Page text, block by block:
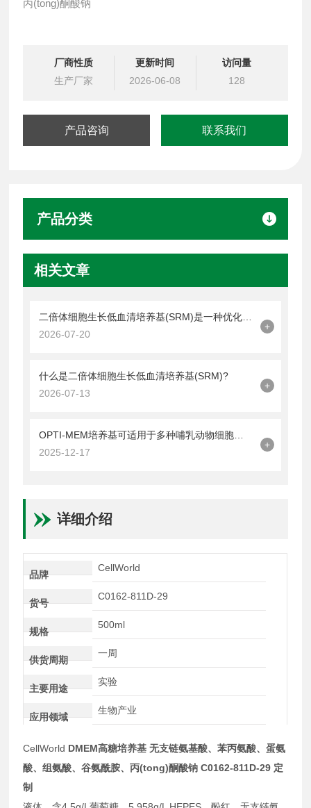
丙(tong)酮酸钠
厂商性质
生产厂家
更新时间
2026-06-08
访问量
128
产品咨询 联系我们
产品分类
相关文章
2026-07-20
+
什么是二倍体细胞生长低血清培养基(SRM)?
2026-07-13
+
2025-12-17
+
详细介绍
品牌
CellWorld
货号
C0162-811D-29
规格
500ml
供货周期
一周
主要用途
实验
应用领域
生物产业
CellWorld DMEM高糖培养基 无支链氨基酸、苯丙氨酸、蛋氨
酸、组氨酸、谷氨酰胺、丙(tong)酮酸钠 C0162-811D-29 定
制